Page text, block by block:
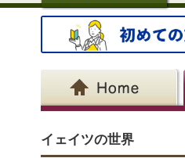
イェイツの世界